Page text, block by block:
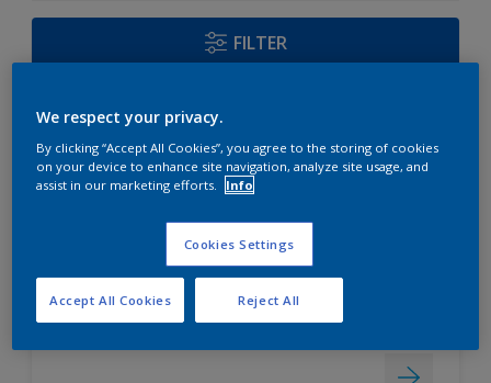
FILTER
Acryl Satin
universell einsetzbar, auch für
Fenster geeignet
hoch strapazierfähig
leicht zu verarbeiten
Nur beim Händler erhältlich
We respect your privacy.
By clicking “Accept All Cookies”, you agree to the storing of cookies
on your device to enhance site navigation, analyze site usage, and
assist in our marketing efforts.
Info
Cookies Settings
Reject All
Accept All Cookies